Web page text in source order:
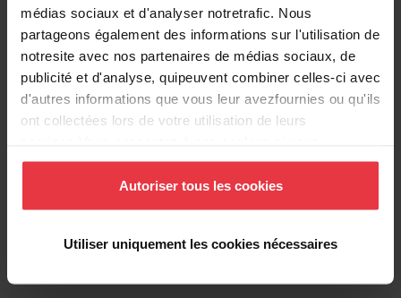
médias sociaux et d'analyser notretrafic. Nous
partageons également des informations sur l'utilisation de
notresite avec nos partenaires de médias sociaux, de
publicité et d'analyse, quipeuvent combiner celles-ci avec
d'autres informations que vous leur avezfournies ou qu'ils
ont collectées lors de votre utilisation de leurs
continuez à utiliser notre site Web.
Autoriser tous les cookies
Utiliser uniquement les cookies nécessaires
Type d'évier
Type de matériau Acier inoxydable
Nombre de cuvettes 2
Informations supplémentaires